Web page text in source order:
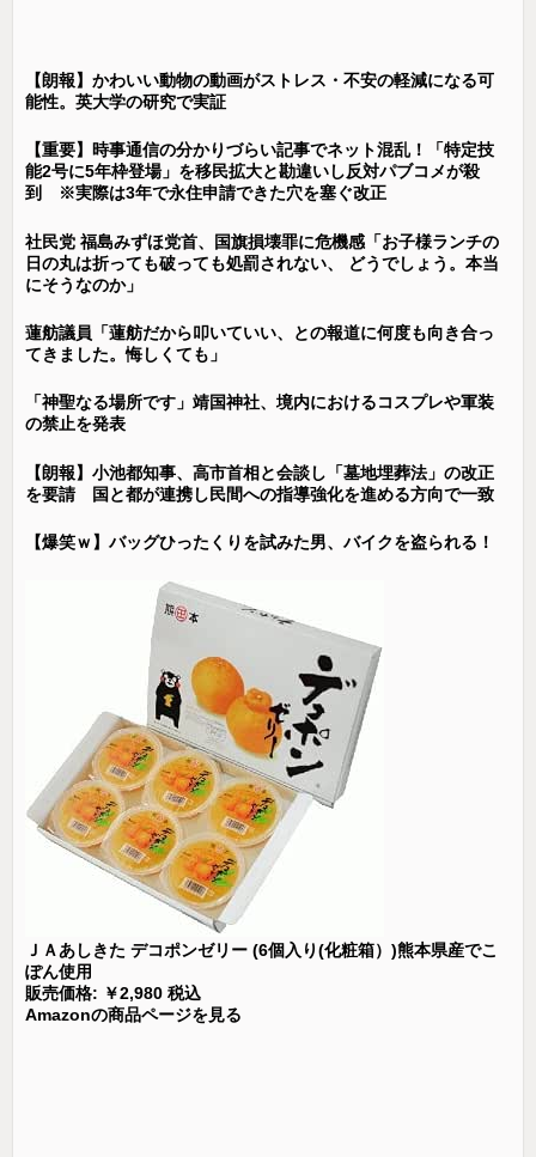
【朗報】かわいい動物の動画がストレス・不安の軽減になる可
能性。英大学の研究で実証
【重要】時事通信の分かりづらい記事でネット混乱！「特定技
能2号に5年枠登場」を移民拡大と勘違いし反対パブコメが殺
到 ※実際は3年で永住申請できた穴を塞ぐ改正
社民党 福島みずほ党首、国旗損壊罪に危機感「お子様ランチの
日の丸は折っても破っても処罰されない、 どうでしょう。本当
にそうなのか」
蓮舫議員「蓮舫だから叩いていい、との報道に何度も向き合っ
てきました。悔しくても」
「神聖なる場所です」靖国神社、境内におけるコスプレや軍装
の禁止を発表
【朗報】小池都知事、高市首相と会談し「墓地埋葬法」の改正
を要請 国と都が連携し民間への指導強化を進める方向で一致
【爆笑ｗ】バッグひったくりを試みた男、バイクを盗られる！
ＪＡあしきた デコポンゼリー (6個入り(化粧箱）)熊本県産でこ
ぽん使用
販売価格: ￥2,980 税込
Amazonの商品ページを見る